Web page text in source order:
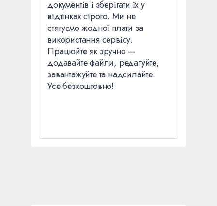
документів і зберігати їх у
відтінках сірого. Ми не
стягуємо жодної плати за
використання сервісу.
Працюйте як зручно —
додавайте файли, редагуйте,
завантажуйте та надсилайте.
Усе безкоштовно!